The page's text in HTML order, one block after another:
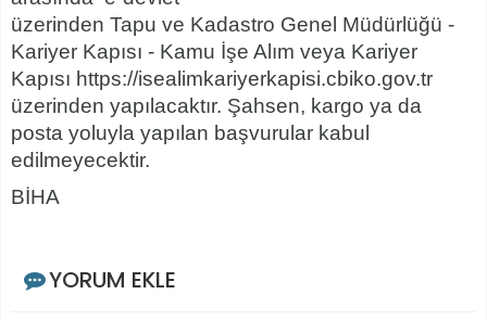
üzerinden Tapu ve Kadastro Genel Müdürlüğü -
Kariyer Kapısı - Kamu İşe Alım veya Kariyer
Kapısı https://isealimkariyerkapisi.cbiko.gov.tr
üzerinden yapılacaktır. Şahsen, kargo ya da
posta yoluyla yapılan başvurular kabul
edilmeyecektir.
BİHA
YORUM EKLE